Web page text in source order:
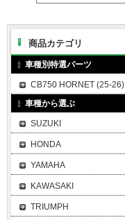
商品カテゴリ
車種別特選パーツ
CB750 HORNET (25-26)
車種から選ぶ
SUZUKI
HONDA
YAMAHA
KAWASAKI
TRIUMPH